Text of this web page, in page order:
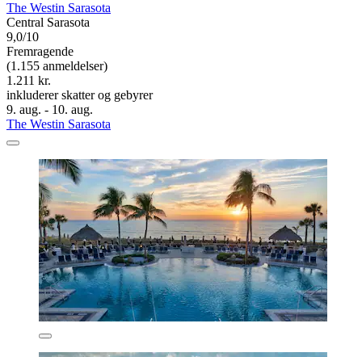
The Westin Sarasota
Central Sarasota
9,0/10
Fremragende
(1.155 anmeldelser)
1.211 kr.
inkluderer skatter og gebyrer
9. aug. - 10. aug.
The Westin Sarasota